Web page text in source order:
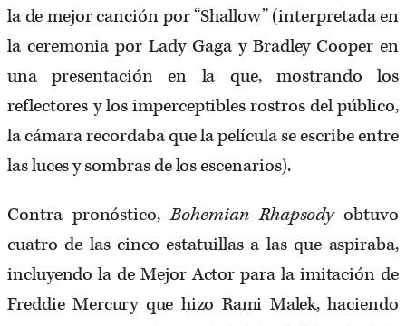
la de mejor canción por “Shallow” (interpretada en
la ceremonia por Lady Gaga y Bradley Cooper en
una presentación en la que, mostrando los
reflectores y los imperceptibles rostros del público,
la cámara recordaba que la película se escribe entre
las luces y sombras de los escenarios).
Contra pronóstico,Bohemian Rhapsodyobtuvo
cuatro de las cinco estatuillas a las que aspiraba,
incluyendo la de Mejor Actor para la imitación de
Freddie Mercury que hizo Rami Malek, haciendo